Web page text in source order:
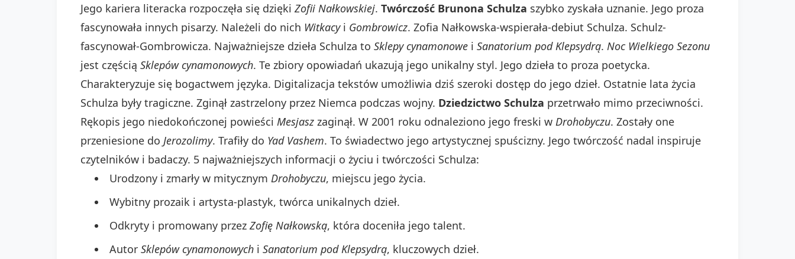
Jego kariera literacka rozpoczęła się dzięki Zofii Nałkowskiej. Twórczość Brunona Schulza szybko zyskała uznanie. Jego proza
fascynowała innych pisarzy. Należeli do nich Witkacyi Gombrowicz. Zofia Nałkowska-wspierała-debiut Schulza. Schulz-
fascynował-Gombrowicza. Najważniejsze dzieła Schulza to Sklepy cynamonowe i Sanatorium pod Klepsydrą. Noc Wielkiego Sezonu
jest częścią Sklepów cynamonowych. Te zbiory opowiadań ukazują jego unikalny styl. Jego dzieła to proza poetycka.
Charakteryzuje się bogactwem języka. Digitalizacja tekstów umożliwia dziś szeroki dostęp do jego dzieł. Ostatnie lata życia
Schulza były tragiczne. Zginął zastrzelony przez Niemca podczas wojny. Dziedzictwo Schulza przetrwało mimo przeciwności.
Rękopis jego niedokończonej powieści Mesjasz zaginął. W 2001 roku odnaleziono jego freski w Drohobyczu. Zostały one
przeniesione do Jerozolimy. Trafiły do Yad Vashem. To świadectwo jego artystycznej spuścizny. Jego twórczość nadal inspiruje
czytelników i badaczy. 5 najważniejszych informacji o życiu i twórczości Schulza:
Urodzony i zmarły w mitycznym Drohobyczu, miejscu jego życia.
Wybitny prozaik i artysta-plastyk, twórca unikalnych dzieł.
Odkryty i promowany przez Zofię Nałkowską, która doceniła jego talent.
Autor Sklepów cynamonowych i Sanatorium pod Klepsydrą, kluczowych dzieł.